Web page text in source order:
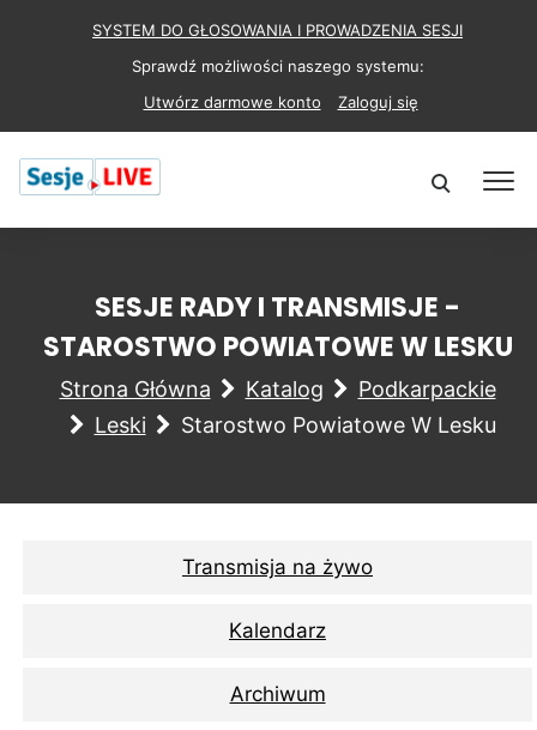
SYSTEM DO GŁOSOWANIA I PROWADZENIA SESJI
Sprawdź możliwości naszego systemu:
Utwórz darmowe konto
Zaloguj się
SESJE RADY I TRANSMISJE -
STAROSTWO POWIATOWE W LESKU
Strona Główna Katalog
Podkarpackie
Leski
Starostwo Powiatowe W Lesku
Transmisja na żywo
Kalendarz
Archiwum